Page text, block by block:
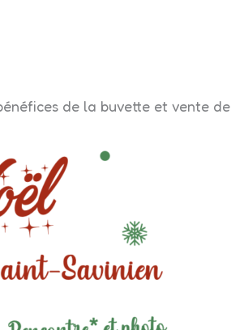
de la buvette et vente de